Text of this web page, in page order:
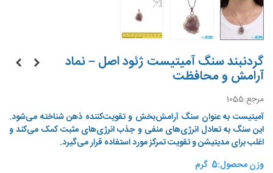
گردنبند سنگ آمیتیست ژئود اصل – نماد
آرامش و محافظت
مرجع:1055
آمیتیست به عنوان سنگ آرامش‌بخش و تقویت‌کننده ذهن شناخته می‌شود.
این سنگ به تعادل انرژی‌های منفی و جذب انرژی‌های مثبت کمک می‌کند و
اغلب برای مدیتیشن و تقویت تمرکز مورد استفاده قرار می‌گیرد.
وزن محصول:5 گرم